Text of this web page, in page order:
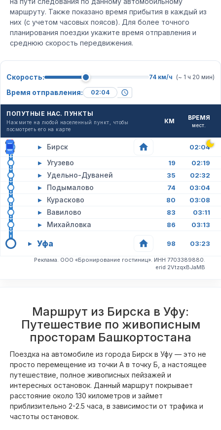
маршруту. Также показано время прибытия в каждый из
них (с учетом часовых поясов). Для более точного
планирования поездки укажите время отправления и
среднюю скорость передвижения.
Скорость: 74 км/ч (~ 1 ч 20 мин)
Время отправления:
ПОПУТНЫЕ НАС. ПУНКТЫ
Нажмите на любой населенный пункт, чтобы
посмотреть его на карте
КМ ВРЕМЯ
мест.
▸ Бирск 02:04
▸ Угузево 19 02:19
▸ Удельно-Дуваней 35 02:32
▸ Подымалово 74 03:04
▸ Курасково 80 03:08
▸ Вавилово 83 03:11
▸ Михайловка 86 03:13
▸ Уфа 98 03:23
Реклама. ООО «Бронирование гостиниц». ИНН 7703389880.
erid 2VtzqxBJaMB
Маршрут из Бирска в Уфу:
Путешествие по живописным
просторам Башкортостана
Поездка на автомобиле из города Бирск в Уфу — это не
просто перемещение из точки А в точку Б, а настоящее
путешествие, полное живописных пейзажей и
интересных остановок. Данный маршрут покрывает
расстояние около 130 километров и займет
приблизительно 2-2.5 часа, в зависимости от трафика и
частоты остановок.